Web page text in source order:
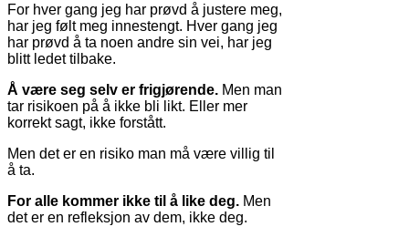
For hver gang jeg har prøvd å justere meg,
har jeg følt meg innestengt. Hver gang jeg
har prøvd å ta noen andre sin vei, har jeg
blitt ledet tilbake.
Å være seg selv er frigjørende. Men man
tar risikoen på å ikke bli likt. Eller mer
korrekt sagt, ikke forstått.
Men det er en risiko man må være villig til
å ta.
For alle kommer ikke til å like deg. Men
det er en refleksjon av dem, ikke deg.